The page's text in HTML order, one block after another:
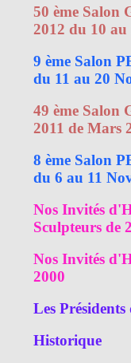
50 ème Salon
2012 du 10
9 ème Salon
du 11 au 20
49 ème Salon
2011 de Mars
8 ème Salon
du 6 au 11
Nos Invités
Sculpteurs de
Nos Invités
2000
Les
Historique